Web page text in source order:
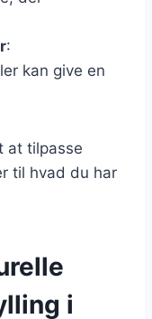
:
kan give en
at tilpasse
til hvad du har
i